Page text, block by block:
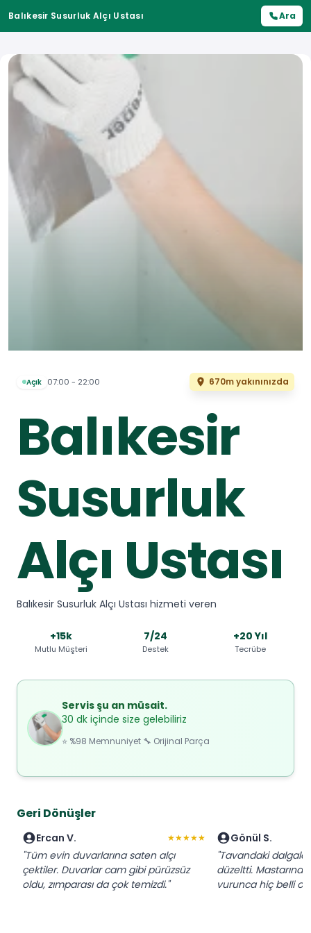
Balıkesir Susurluk Alçı Ustası Ara
Açık 07:00 - 22:00 670m yakınınızda
Balıkesir
Susurluk
Alçı Ustası
Balıkesir Susurluk Alçı Ustası hizmeti veren
+15k
Mutlu Müşteri
7/24
Destek
+20 Yıl
Tecrübe
Servis şu an müsait.
30 dk içinde size gelebiliriz
⭐ %98 Memnuniyet 🔧 Orijinal Parça
Geri Dönüşler
Ercan V. ★★★★★
"Tüm evin duvarlarına saten alçı
çektiler. Duvarlar cam gibi pürüzsüz
oldu, zımparası da çok temizdi."
Gönül S.
"Tavandaki
düzeltti. Mastarında
vurunca hiç belli